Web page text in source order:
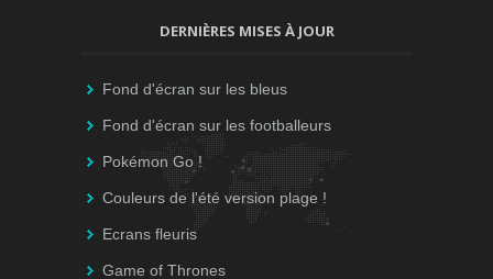
DERNIÈRES MISES À JOUR
Fond d'écran sur les bleus
Fond d'écran sur les footballeurs
Pokémon Go !
Couleurs de l'été version plage !
Ecrans fleuris
Game of Thrones